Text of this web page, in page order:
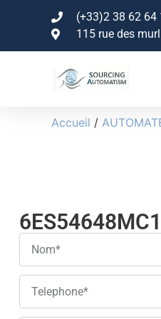
(+33)2 38 62 64
115 rue des
Accueil /